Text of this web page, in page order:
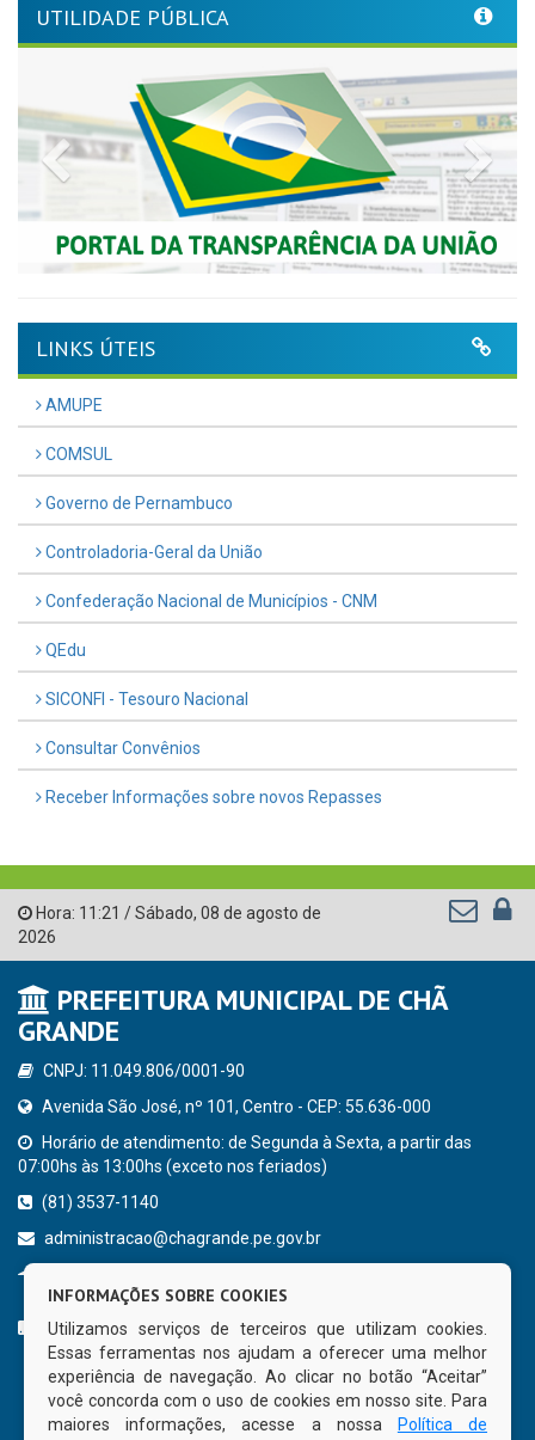
UTILIDADE PÚBLICA
Previous
LINKS ÚTEIS
AMUPE
COMSUL
Governo de Pernambuco
Controladoria-Geral da União
Confederação Nacional de Municípios - CNM
QEdu
SICONFI - Tesouro Nacional
Consultar Convênios
Receber Informações sobre novos Repasses
Hora: 11:21 /Sábado, 08 de agosto de
2026
PREFEITURA MUNICIPAL DE CHÃ
GRANDE
CNPJ: 11.049.806/0001-90
Avenida São José, nº 101, Centro - CEP: 55.636-000
Horário de atendimento: de Segunda à Sexta, a partir das
07:00hs às 13:00hs (exceto nos feriados)
(81) 3537-1140
administracao@chagrande.pe.gov.br
CURTA NOSSA FAN PAGE
INFORMAÇÕES SOBRE COOKIES
Utilizamos serviços de terceiros que utilizam cookies.
Essas ferramentas nos ajudam a oferecer uma melhor
experiência de navegação. Ao clicar no botão “Aceitar”
você concorda com o uso de cookies em nosso site. Para
maiores informações, acesse a nossa
Política de